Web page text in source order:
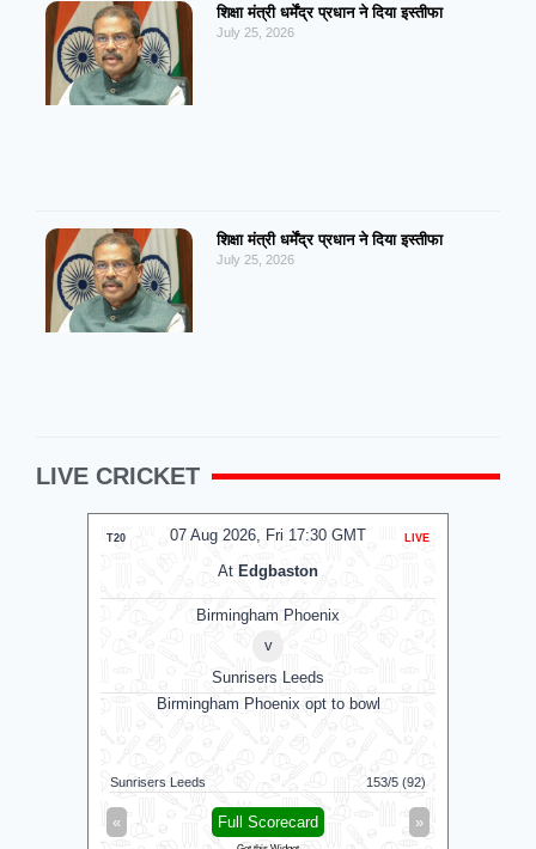
शिक्षा मंत्री धर्मेंद्र प्रधान ने दिया इस्तीफा
July 25, 2026
शिक्षा मंत्री धर्मेंद्र प्रधान ने दिया इस्तीफा
July 25, 2026
LIVE CRICKET
07 Aug 2026, Fri 17:30 GMT
T20 LIVE
At Edgbaston
Birmingham Phoenix
v
Sunrisers Leeds
Birmingham Phoenix opt to bowl
Sunrisers Leeds 153/5 (92)
« »
Full Scorecard